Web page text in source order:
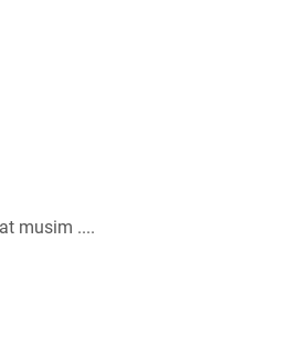
musim ....